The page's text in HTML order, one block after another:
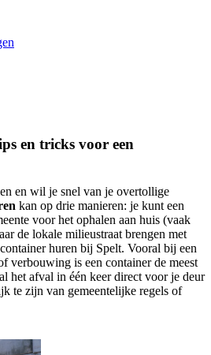
en tricks voor een
en wil je snel van je overtollige
kan op drie manieren: je kunt een
voor het ophalen aan huis (vaak
de lokale milieustraat brengen met
huren bij Spelt. Vooral bij een
verbouwing is een container de meest
het afval in één keer direct voor je deur
te zijn van gemeentelijke regels of